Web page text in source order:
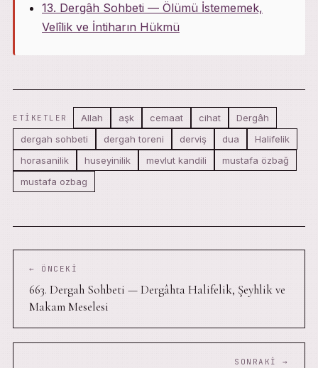
13. Dergâh Sohbeti — Ölümü İstememek,
Velîlik ve İntiharın Hükmü
ETIKETLER Allah aşk cemaat cihat
Dergâh
dergah sohbeti
dergah toreni derviş dua
Halifelik
horasanilik
huseyinilik mevlut kandili
mustafa özbağ
mustafa ozbag
← ÖNCEKI
663. Dergah Sohbeti — Dergâhta Halifelik, Şeyhlik ve
Makam Meselesi
SONRAKI →